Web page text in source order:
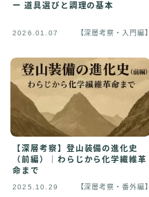
ー 道具選びと調理の基本
2026.01.07 【深層考察・入門編】
【深層考察】登山装備の進化史
（前編）｜わらじから化学繊維革
命まで
2025.10.29 【深層考察・番外編】